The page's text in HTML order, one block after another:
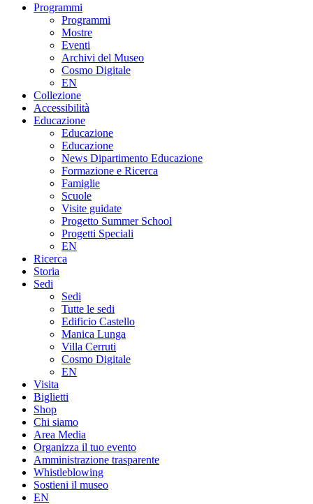
Programmi
Programmi
Mostre
Eventi
Archivi del Museo
Cosmo Digitale
EN
Collezione
Accessibilità
Educazione
Educazione
Educazione
News Dipartimento Educazione
Formazione e Ricerca
Famiglie
Scuole
Visite guidate
Progetto Summer School
Progetti Speciali
EN
Ricerca
Storia
Sedi
Sedi
Tutte le sedi
Edificio Castello
Manica Lunga
Villa Cerruti
Cosmo Digitale
EN
Visita
Biglietti
Shop
Chi siamo
Area Media
Organizza il tuo evento
Amministrazione trasparente
Whistleblowing
Sostieni il museo
EN